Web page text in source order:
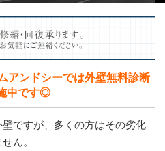
アンドシーでは外壁無料診断
中です◎
ですが、多くの方はその劣化
ん。